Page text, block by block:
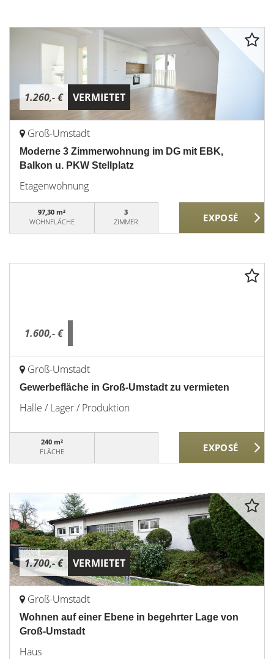
1.260,- € VERMIETET
Groß-Umstadt
Moderne 3 Zimmerwohnung im DG mit EBK,
Balkon u. PKW Stellplatz
Etagenwohnung
97,30 m²
WOHNFLÄCHE
3
ZIMMER
1.600,- €
Groß-Umstadt
Gewerbefläche in Groß-Umstadt zu vermieten
Halle / Lager / Produktion
240 m²
FLÄCHE
1.700,- € VERMIETET
Groß-Umstadt
Wohnen auf einer Ebene in begehrter Lage von
Groß-Umstadt
Haus